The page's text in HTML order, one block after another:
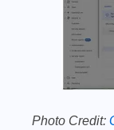
Photo Credit: